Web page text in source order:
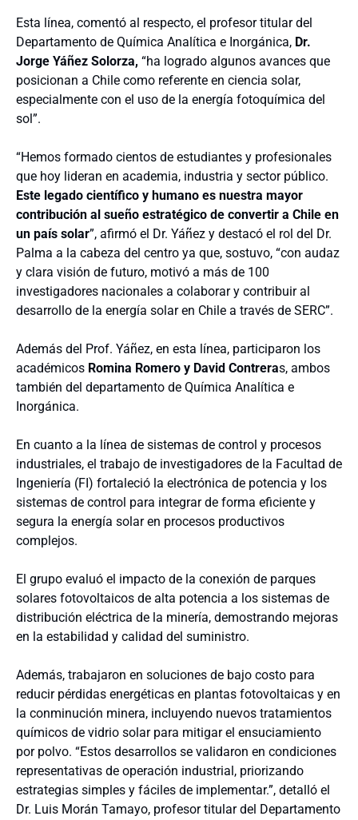
Esta línea, comentó al respecto, el profesor titular del
Departamento de Química Analítica e Inorgánica, Dr.
Jorge Yáñez Solorza, “ha logrado algunos avances que
posicionan a Chile como referente en ciencia solar,
especialmente con el uso de la energía fotoquímica del
sol”.
“Hemos formado cientos de estudiantes y profesionales
que hoy lideran en academia, industria y sector público.
Este legado científico y humano es nuestra mayor
contribución al sueño estratégico de convertir a Chile en
un país solar”, afirmó el Dr. Yáñez y destacó el rol del Dr.
Palma a la cabeza del centro ya que, sostuvo, “con audaz
y clara visión de futuro, motivó a más de 100
investigadores nacionales a colaborar y contribuir al
desarrollo de la energía solar en Chile a través de SERC”.
Además del Prof. Yáñez, en esta línea, participaron los
académicos Romina Romero y David Contreras, ambos
también del departamento de Química Analítica e
Inorgánica.
En cuanto a la línea de sistemas de control y procesos
industriales, el trabajo de investigadores de la Facultad de
Ingeniería (FI) fortaleció la electrónica de potencia y los
sistemas de control para integrar de forma eficiente y
segura la energía solar en procesos productivos
complejos.
El grupo evaluó el impacto de la conexión de parques
solares fotovoltaicos de alta potencia a los sistemas de
distribución eléctrica de la minería, demostrando mejoras
en la estabilidad y calidad del suministro.
Además, trabajaron en soluciones de bajo costo para
reducir pérdidas energéticas en plantas fotovoltaicas y en
la conminución minera, incluyendo nuevos tratamientos
químicos de vidrio solar para mitigar el ensuciamiento
por polvo. “Estos desarrollos se validaron en condiciones
representativas de operación industrial, priorizando
estrategias simples y fáciles de implementar.”, detalló el
Dr. Luis Morán Tamayo, profesor titular del Departamento